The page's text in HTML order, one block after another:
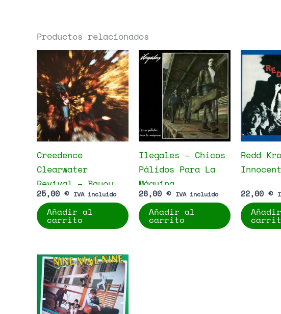
Productos relacionados
Creedence
Clearwater
Revival – Bayou
Country
25,00 € IVA incluido
Añadir al
carrito
Ilegales – Chicos
Pálidos Para La
Máquina
26,00 € IVA incluido
Añadir al
carrito
Redd
Innocent
22,00 €